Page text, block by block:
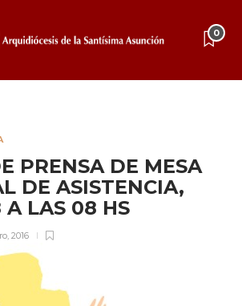
0
PRENSA DE MESA
DE ASISTENCIA,
A LAS 08 HS
2016